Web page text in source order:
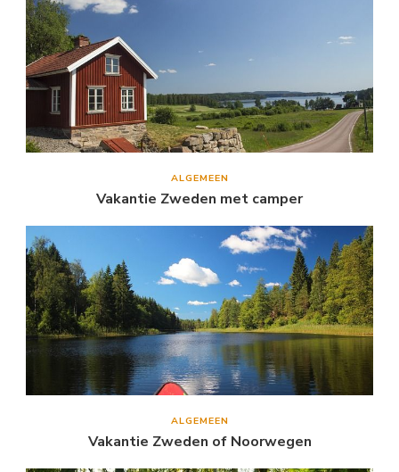
ALGEMEEN
Vakantie Zweden met camper
ALGEMEEN
Vakantie Zweden of Noorwegen